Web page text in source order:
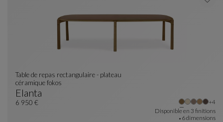
Elanta
Table De Repas Rectangulaire - Plateau
Voir La Description Complète
table de repas rectangulaire - plateau
céramique fokos
6 950 € +4
Disponible en 3 finitions
6 dimensions